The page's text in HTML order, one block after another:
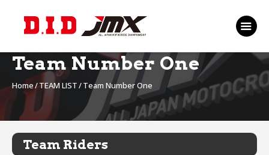
Team Number One
Home TEAM LIST Team Number One
TOP
RANKING 2026
RIDERS 2026
SPONSORS
TICKET
Team Riders